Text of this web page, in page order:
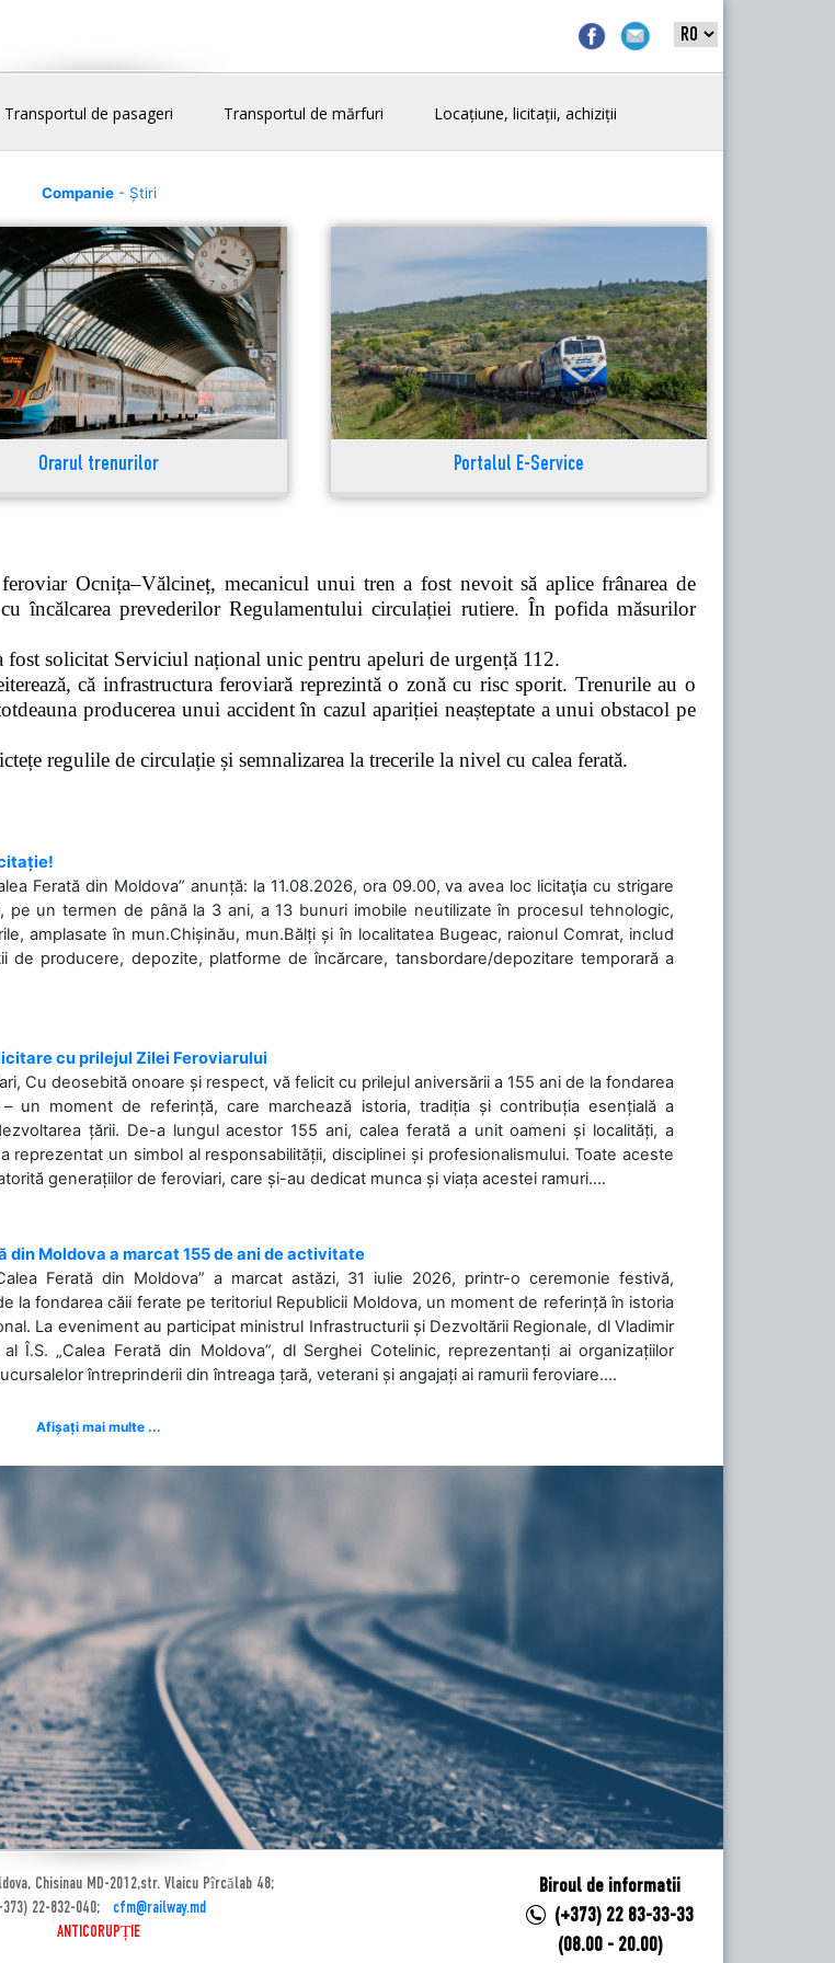
Transportul de pasageri Transportul de mărfuri Locațiune, licitații, achiziții
Companie- Știri
Orarul trenurilor Portalul E-Service
Ocnița–Vălcineț, mecanicul unui tren a fost nevoit să aplice frânarea de
încălcarea prevederilor Regulamentului circulației rutiere. În pofida măsurilor
solicitat Serviciul național unic pentru apeluri de urgență 112.
că infrastructura feroviară reprezintă o zonă cu risc sporit. Trenurile au o
producerea unui accident în cazul apariției neașteptate a unui obstacol pe
regulile de circulație și semnalizarea la trecerile la nivel cu calea ferată.
Ferată din Moldova” anunță: la 11.08.2026, ora 09.00, va avea loc licitaţia cu strigare
pe un termen de până la 3 ani, a 13 bunuri imobile neutilizate în procesul tehnologic,
amplasate în mun.Chișinău, mun.Bălți și în localitatea Bugeac, raionul Comrat, includ
de producere, depozite, platforme de încărcare, tansbordare/depozitare temporară a
cu prilejul Zilei Feroviarului
Cu deosebită onoare și respect, vă felicit cu prilejul aniversării a 155 ani de la fondarea
un moment de referință, care marchează istoria, tradiția și contribuția esențială a
țării. De-a lungul acestor 155 ani, calea ferată a unit oameni și localități, a
reprezentat un simbol al responsabilității, disciplinei și profesionalismului. Toate aceste
generațiilor de feroviari, care și-au dedicat munca și viața acestei ramuri....
din Moldova a marcat 155 de ani de activitate
Ferată din Moldova” a marcat astăzi, 31 iulie 2026, printr-o ceremonie festivă,
la fondarea căii ferate pe teritoriul Republicii Moldova, un moment de referință în istoria
La eveniment au participat ministrul Infrastructurii și Dezvoltării Regionale, dl Vladimir
Î.S. „Calea Ferată din Moldova”, dl Serghei Cotelinic, reprezentanți ai organizațiilor
întreprinderii din întreaga țară, veterani și angajați ai ramurii feroviare....
Afișați mai multe ...
Chisinau MD-2012,str. Vlaicu Pîrcălab 48;
22-832-040; cfm@railway.md
ANTICORUPȚIE
Biroul de informatii
(+373) 22 83-33-33
(08.00 - 20.00)